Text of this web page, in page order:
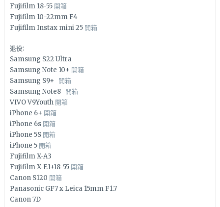
Fujifilm 18-55 開箱
Fujifilm 10-22mm F4
Fujifilm Instax mini 25 開箱
退役:
Samsung S22 Ultra
Samsung Note 10+ 開箱
Samsung S9+ 開箱
Samsung Note8 開箱
VIVO V9Youth 開箱
iPhone 6+ 開箱
iPhone 6s 開箱
iPhone 5S 開箱
iPhone 5 開箱
Fujifilm X-A3
Fujifilm X-E1+18-55 開箱
Canon S120 開箱
Panasonic GF7 x Leica 15mm F1.7
Canon 7D